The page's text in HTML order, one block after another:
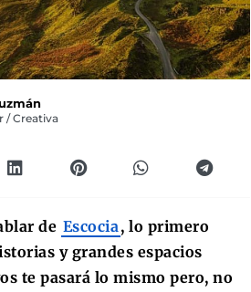
/ Creativa
de Escocia , lo primero
y grandes espacios
te pasará lo mismo pero, no